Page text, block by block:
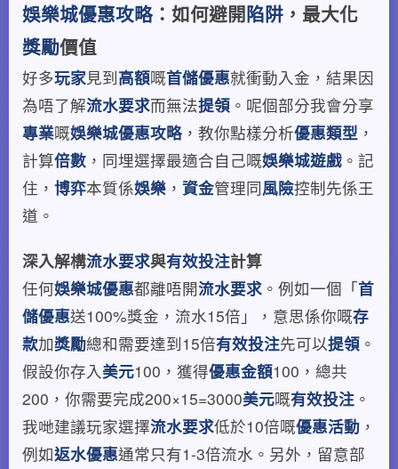
娛樂城優惠攻略：如何避開陷阱 ，最大化
獎勵價值
好多玩家見到高額嘅首儲優惠就衝動入金，結果因
為唔了解流水要求而無法提領 。呢個部分我會分享
專業嘅娛樂城優惠攻略 ，教你點樣分析優惠類型 ，
計算倍數 ，同埋選擇最適合自己嘅娛樂城遊戲 。記
住， 博弈本質係娛樂 ， 資金管理同風險控制先係王
道。
深入解構流水要求與有效投注計算
任何娛樂城優惠都離唔開流水要求 。例如一個「首
儲優惠送100%獎金，流水15倍」，意思係你嘅存
款加獎勵總和需要達到15倍有效投注先可以提領 。
假設你存入美元100，獲得優惠金額100，總共
200，你需要完成200×15=3000美元嘅有效投注 。
我哋建議玩家選擇流水要求低於10倍嘅優惠活動 ，
例如返水優惠通常只有1-3倍流水。另外，留意部